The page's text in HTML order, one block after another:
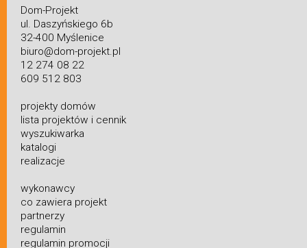
Dom-Projekt
ul. Daszyńskiego 6b
32-400 Myślenice
biuro@dom-projekt.pl
12 274 08 22
609 512 803
projekty domów
lista projektów i cennik
wyszukiwarka
katalogi
realizacje
wykonawcy
co zawiera projekt
partnerzy
regulamin
regulamin promocji